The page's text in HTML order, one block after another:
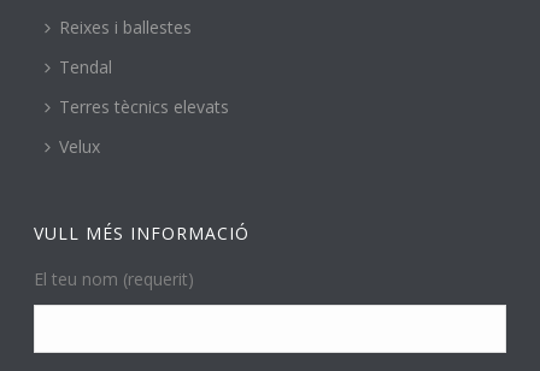
Reixes i ballestes
Tendal
Terres tècnics elevats
Velux
VULL MÉS INFORMACIÓ
El teu nom (requerit)